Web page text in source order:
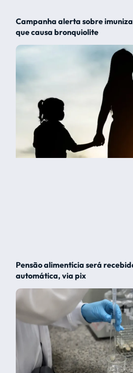
Campanha alerta sobre
que causa bronquiolite
Pensão alimentícia será
automática, via pix